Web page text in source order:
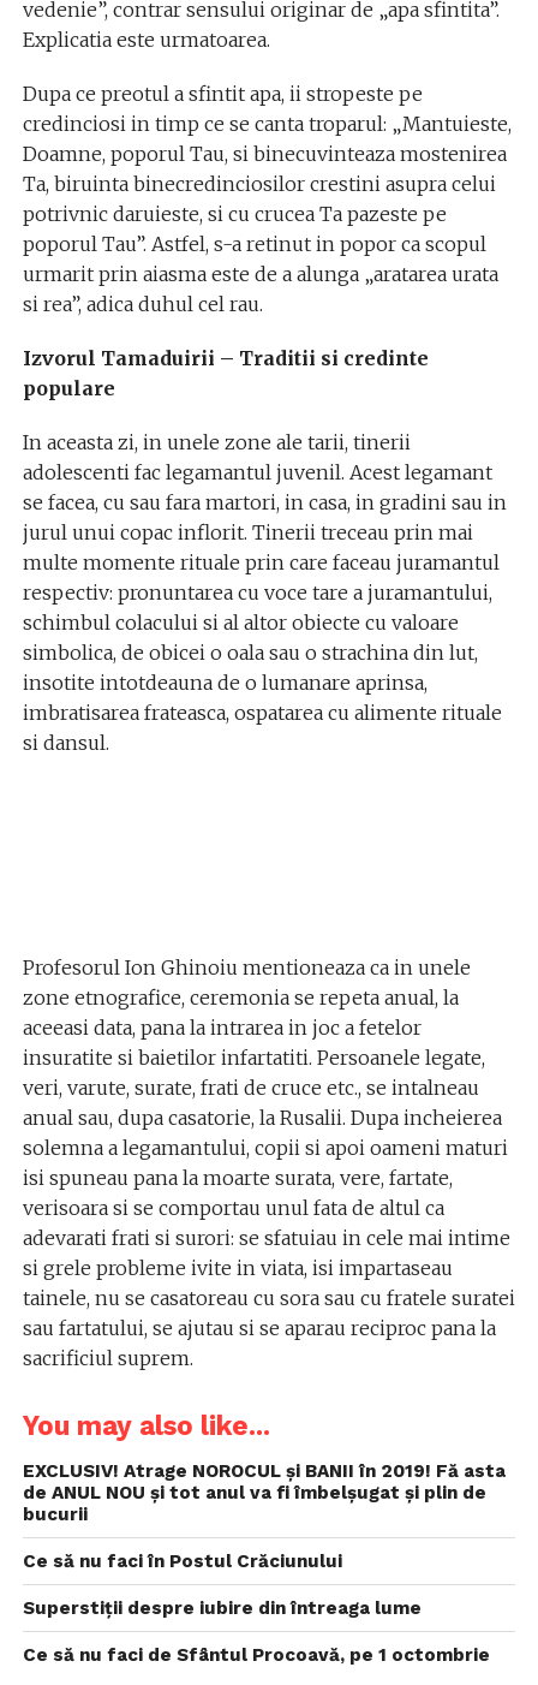
vedenie”, contrar sensului originar de „apa sfintita”.
Explicatia este urmatoarea.
Dupa ce preotul a sfintit apa, ii stropeste pe
credinciosi in timp ce se canta troparul: „Mantuieste,
Doamne, poporul Tau, si binecuvinteaza mostenirea
Ta, biruinta binecredinciosilor crestini asupra celui
potrivnic daruieste, si cu crucea Ta pazeste pe
poporul Tau”. Astfel, s-a retinut in popor ca scopul
urmarit prin aiasma este de a alunga „aratarea urata
si rea”, adica duhul cel rau.
Izvorul Tamaduirii – Traditii si credinte
populare
In aceasta zi, in unele zone ale tarii, tinerii
adolescenti fac legamantul juvenil. Acest legamant
se facea, cu sau fara martori, in casa, in gradini sau in
jurul unui copac inflorit. Tinerii treceau prin mai
multe momente rituale prin care faceau juramantul
respectiv: pronuntarea cu voce tare a juramantului,
schimbul colacului si al altor obiecte cu valoare
simbolica, de obicei o oala sau o strachina din lut,
insotite intotdeauna de o lumanare aprinsa,
imbratisarea frateasca, ospatarea cu alimente rituale
si dansul.
Profesorul Ion Ghinoiu mentioneaza ca in unele
zone etnografice, ceremonia se repeta anual, la
aceeasi data, pana la intrarea in joc a fetelor
insuratite si baietilor infartatiti. Persoanele legate,
veri, varute, surate, frati de cruce etc., se intalneau
anual sau, dupa casatorie, la Rusalii. Dupa incheierea
solemna a legamantului, copii si apoi oameni maturi
isi spuneau pana la moarte surata, vere, fartate,
verisoara si se comportau unul fata de altul ca
adevarati frati si surori: se sfatuiau in cele mai intime
si grele probleme ivite in viata, isi impartaseau
tainele, nu se casatoreau cu sora sau cu fratele suratei
sau fartatului, se ajutau si se aparau reciproc pana la
sacrificiul suprem.
You may also like...
EXCLUSIV! Atrage NOROCUL și BANII în 2019! Fă asta
de ANUL NOU și tot anul va fi îmbelșugat și plin de
bucurii
Ce să nu faci în Postul Crăciunului
Superstiții despre iubire din întreaga lume
Ce să nu faci de Sfântul Procoavă, pe 1 octombrie